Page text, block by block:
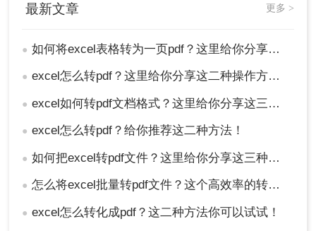
最新文章 更多 >
● 如何将excel表格转为一页pdf？这里给你分享这二种操作方法!
● excel怎么转pdf？这里给你分享这二种操作方法！
● excel如何转pdf文档格式？这里给你分享这三种操作方法！
● excel怎么转pdf？给你推荐这二种方法！
● 如何把excel转pdf文件？这里给你分享这三种操作方法！
● 怎么将excel批量转pdf文件？这个高效率的转换方法分享给你！
● excel怎么转化成pdf？这二种方法你可以试试！